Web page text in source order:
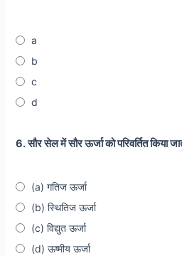
a
b
c
d
6. सौर सेल में सौर ऊर्जा को परिवर्तित किया
(a) गतिज ऊर्जा
(b) स्थितिज ऊर्जा
(c) विद्युत ऊर्जा
(d) ऊष्मीय ऊर्जा